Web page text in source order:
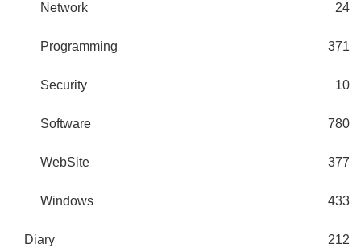
Network 24
Programming 371
Security 10
Software 780
WebSite 377
Windows 433
Diary 212